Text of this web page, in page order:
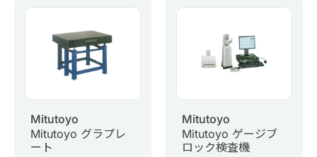
Mitutoyo
Mitutoyo グラプレ
ート
Mitutoyo
Mitutoyo ゲージブ
ロック検査機